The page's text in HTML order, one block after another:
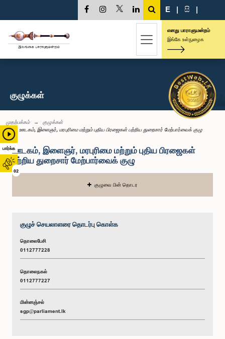
பார்க்க
02
E | සි |
எனது பாராளுமன்றம்
இங்கே உள்நுழைக
குழுக்கள்
முதற்பக்கம்
குழுக்கள்
ஊடகம், இளைஞர், மரபுரிமை மற்றும் புதிய பிரஜைகள் பற்றிய துறைசார் மேற்பார்வைக் குழு
ஊடகம், இளைஞர், மரபுரிமை மற்றும் புதிய பிரஜைகள்
பற்றிய துறைசார் மேற்பார்வைக் குழு
குழுவை பின் தொடர
குழுச் செயலாளரை தொடர்பு கொள்க
தொலைபேசி
0112777228
தொலைநகல்
0112777227
மின்னஞ்சல்
sgp@parliament.lk